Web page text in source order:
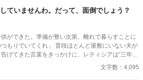
ていませんわ。だって、面倒でしょう？
供ができた。準備が整い次第、離れで暮らすことに
れ」 普段ほとんど屋敷にいない夫が
げてきた言葉をきっかけに、レティシアは“三年
とにした。 赤の他人を屋敷に迎えるこ
なものに感情を砕く理由などない。 「だって、
文字数：4,095